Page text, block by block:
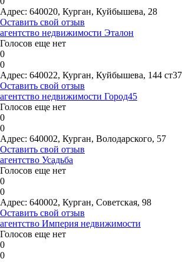
Адрес: 640020, Курган, Куйбышева, 28
Оставить свой отзыв
агентство недвижимости Эталон
Голосов еще нет
0
0
Адрес: 640022, Курган, Куйбышева, 144 ст37
Оставить свой отзыв
агентство недвижимости Город45
Голосов еще нет
0
0
Адрес: 640002, Курган, Володарского, 57
Оставить свой отзыв
агентство Усадьба
Голосов еще нет
0
0
Адрес: 640002, Курган, Советская, 98
Оставить свой отзыв
агентство Империя недвижимости
Голосов еще нет
0
0